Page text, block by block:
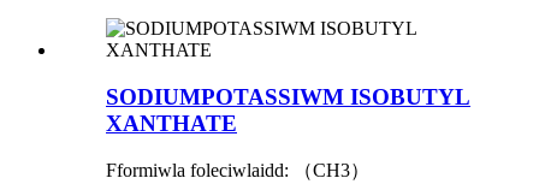
SODIUMPOTASSIWM ISOBUTYL
XANTHATE
Fformiwla foleciwlaidd: （CH3）